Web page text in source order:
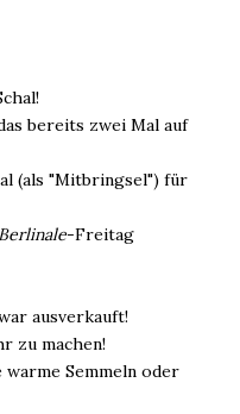
bereits zwei Mal auf
(als "Mitbringsel") für
Berlinale-Freitag
ausverkauft!
zu machen!
Semmeln oder